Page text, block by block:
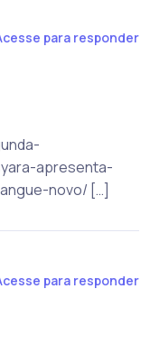
para responder
apresenta-
novo/ […]
para responder